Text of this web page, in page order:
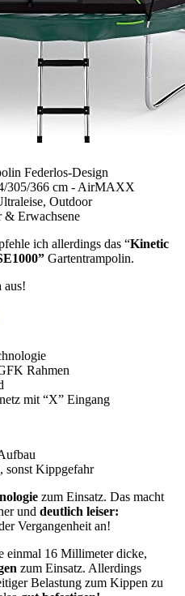
Federlos-Design
305/366 cm - AirMAXX
Outdoor
& Erwachsene
ich allerdings das “Kinetic
Gartentrampolin.
aus!
Rahmen
mit “X” Eingang
sonst Kippgefahr
zum Einsatz. Das macht
und deutlich leiser:
Vergangenheit an!
einmal 16 Millimeter dicke,
zum Einsatz. Allerdings
Belastung zum Kippen zu